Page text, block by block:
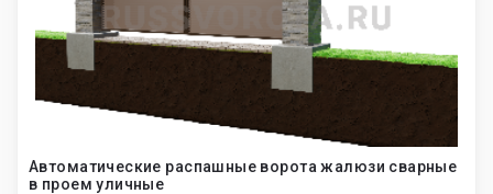
Автоматические распашные ворота жалюзи сварные
в проем уличные